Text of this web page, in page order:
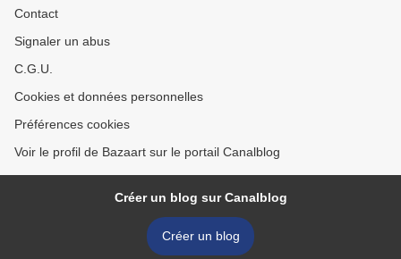
Contact
Signaler un abus
C.G.U.
Cookies et données personnelles
Préférences cookies
Voir le profil de Bazaart sur le portail Canalblog
Créer un blog sur Canalblog
Créer un blog